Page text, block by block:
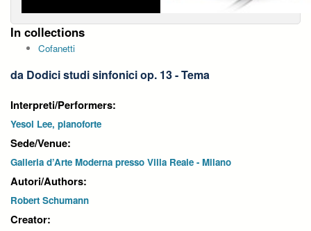
In collections
Cofanetti
da Dodici studi sinfonici op. 13 - Tema
Interpreti/Performers:
Yesol Lee, pianoforte
Sede/Venue:
Galleria d’Arte Moderna presso Villa Reale - Milano
Autori/Authors:
Robert Schumann
Creator: